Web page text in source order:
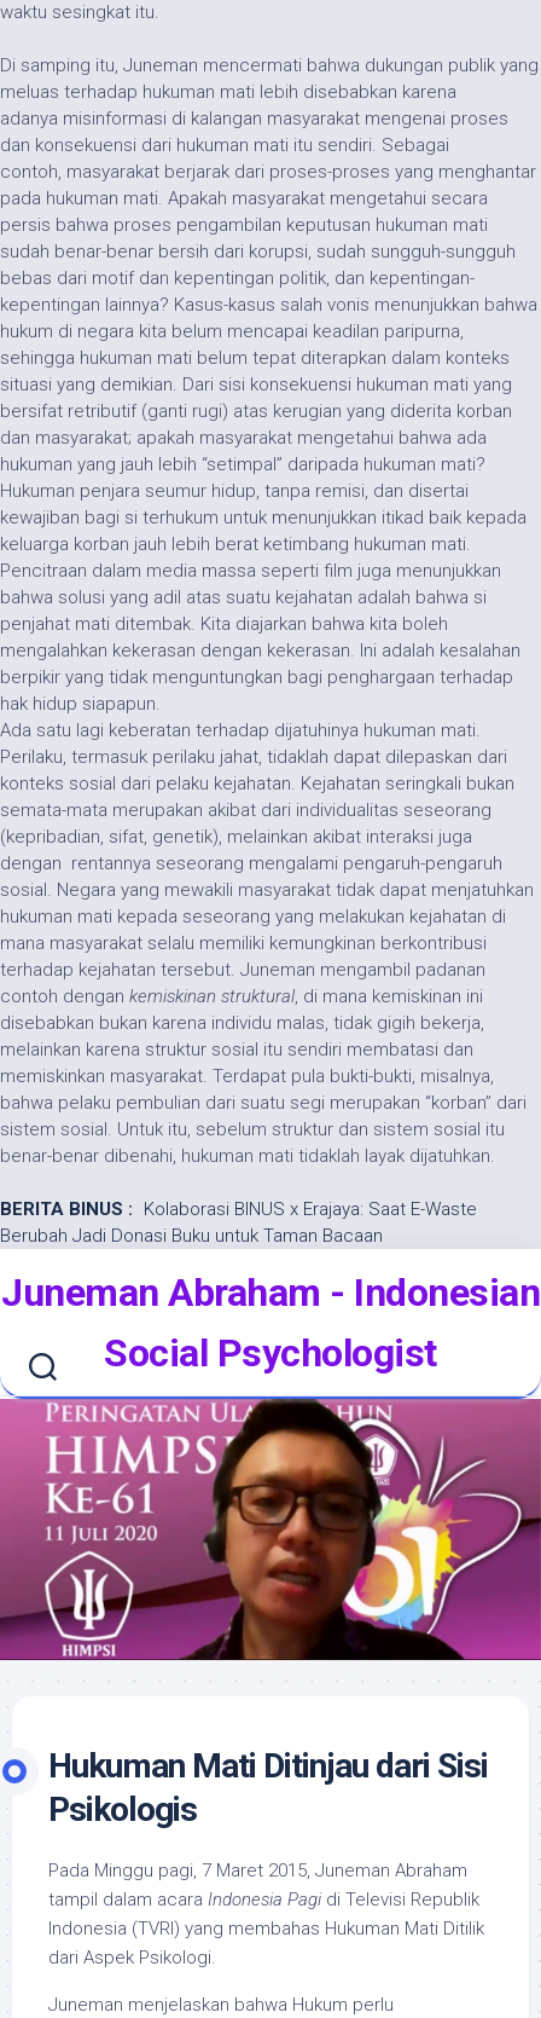
waktu sesingkat itu.
Di samping itu, Juneman mencermati bahwa dukungan publik yang
meluas terhadap hukuman mati lebih disebabkan karena
adanya misinformasi di kalangan masyarakat mengenai proses
dan konsekuensi dari hukuman mati itu sendiri. Sebagai
contoh, masyarakat berjarak dari proses-proses yang menghantar
pada hukuman mati. Apakah masyarakat mengetahui secara
persis bahwa proses pengambilan keputusan hukuman mati
sudah benar-benar bersih dari korupsi, sudah sungguh-sungguh
bebas dari motif dan kepentingan politik, dan kepentingan-
kepentingan lainnya? Kasus-kasus salah vonis menunjukkan bahwa
hukum di negara kita belum mencapai keadilan paripurna,
sehingga hukuman mati belum tepat diterapkan dalam konteks
situasi yang demikian. Dari sisi konsekuensi hukuman mati yang
bersifat retributif (ganti rugi) atas kerugian yang diderita korban
dan masyarakat; apakah masyarakat mengetahui bahwa ada
hukuman yang jauh lebih “setimpal” daripada hukuman mati?
Hukuman penjara seumur hidup, tanpa remisi, dan disertai
kewajiban bagi si terhukum untuk menunjukkan itikad baik kepada
keluarga korban jauh lebih berat ketimbang hukuman mati.
Pencitraan dalam media massa seperti film juga menunjukkan
bahwa solusi yang adil atas suatu kejahatan adalah bahwa si
penjahat mati ditembak. Kita diajarkan bahwa kita boleh
mengalahkan kekerasan dengan kekerasan. Ini adalah kesalahan
berpikir yang tidak menguntungkan bagi penghargaan terhadap
hak hidup siapapun.
Ada satu lagi keberatan terhadap dijatuhinya hukuman mati.
Perilaku, termasuk perilaku jahat, tidaklah dapat dilepaskan dari
konteks sosial dari pelaku kejahatan. Kejahatan seringkali bukan
semata-mata merupakan akibat dari individualitas seseorang
(kepribadian, sifat, genetik), melainkan akibat interaksi juga
dengan rentannya seseorang mengalami pengaruh-pengaruh
sosial. Negara yang mewakili masyarakat tidak dapat menjatuhkan
hukuman mati kepada seseorang yang melakukan kejahatan di
mana masyarakat selalu memiliki kemungkinan berkontribusi
terhadap kejahatan tersebut. Juneman mengambil padanan
contoh dengan kemiskinan struktural, di mana kemiskinan ini
disebabkan bukan karena individu malas, tidak gigih bekerja,
melainkan karena struktur sosial itu sendiri membatasi dan
memiskinkan masyarakat. Terdapat pula bukti-bukti, misalnya,
bahwa pelaku pembulian dari suatu segi merupakan “korban” dari
sistem sosial. Untuk itu, sebelum struktur dan sistem sosial itu
benar-benar dibenahi, hukuman mati tidaklah layak dijatuhkan.
BERITA BINUS :
Kolaborasi BINUS x Erajaya: Saat E-Waste
Berubah Jadi Donasi Buku untuk Taman Bacaan
Juneman Abraham - Indonesian
Social Psychologist
Hukuman Mati Ditinjau dari Sisi
Psikologis
Pada Minggu pagi, 7 Maret 2015, Juneman Abraham
tampil dalam acara Indonesia Pagi di Televisi Republik
Indonesia (TVRI) yang membahas Hukuman Mati Ditilik
dari Aspek Psikologi.
Juneman menjelaskan bahwa Hukum perlu